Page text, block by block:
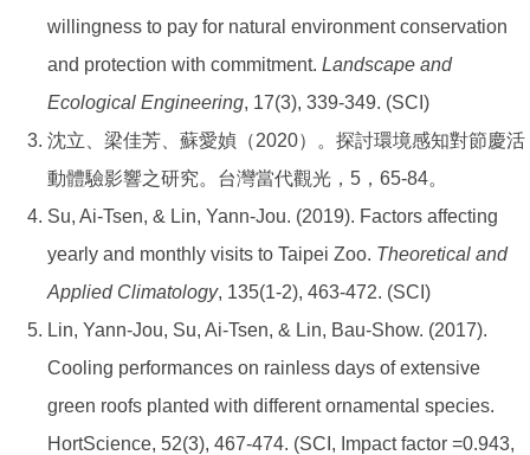
willingness to pay for natural environment conservation
and protection with commitment. Landscape and
Ecological Engineering, 17(3), 339-349. (SCI)
沈立、梁佳芳、蘇愛媜（2020）。探討環境感知對節慶活
動體驗影響之研究。台灣當代觀光，5，65-84。
Su, Ai-Tsen, & Lin, Yann-Jou. (2019). Factors affecting
yearly and monthly visits to Taipei Zoo. Theoretical and
Applied Climatology, 135(1-2), 463-472. (SCI)
Lin, Yann-Jou, Su, Ai-Tsen, & Lin, Bau-Show. (2017).
Cooling performances on rainless days of extensive
green roofs planted with different ornamental species.
HortScience, 52(3), 467-474. (SCI, Impact factor =0.943,